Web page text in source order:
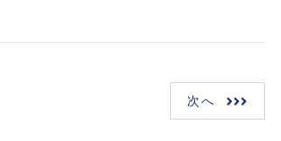
次へ